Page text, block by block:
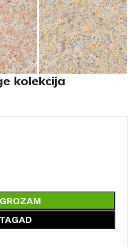
kolekcija